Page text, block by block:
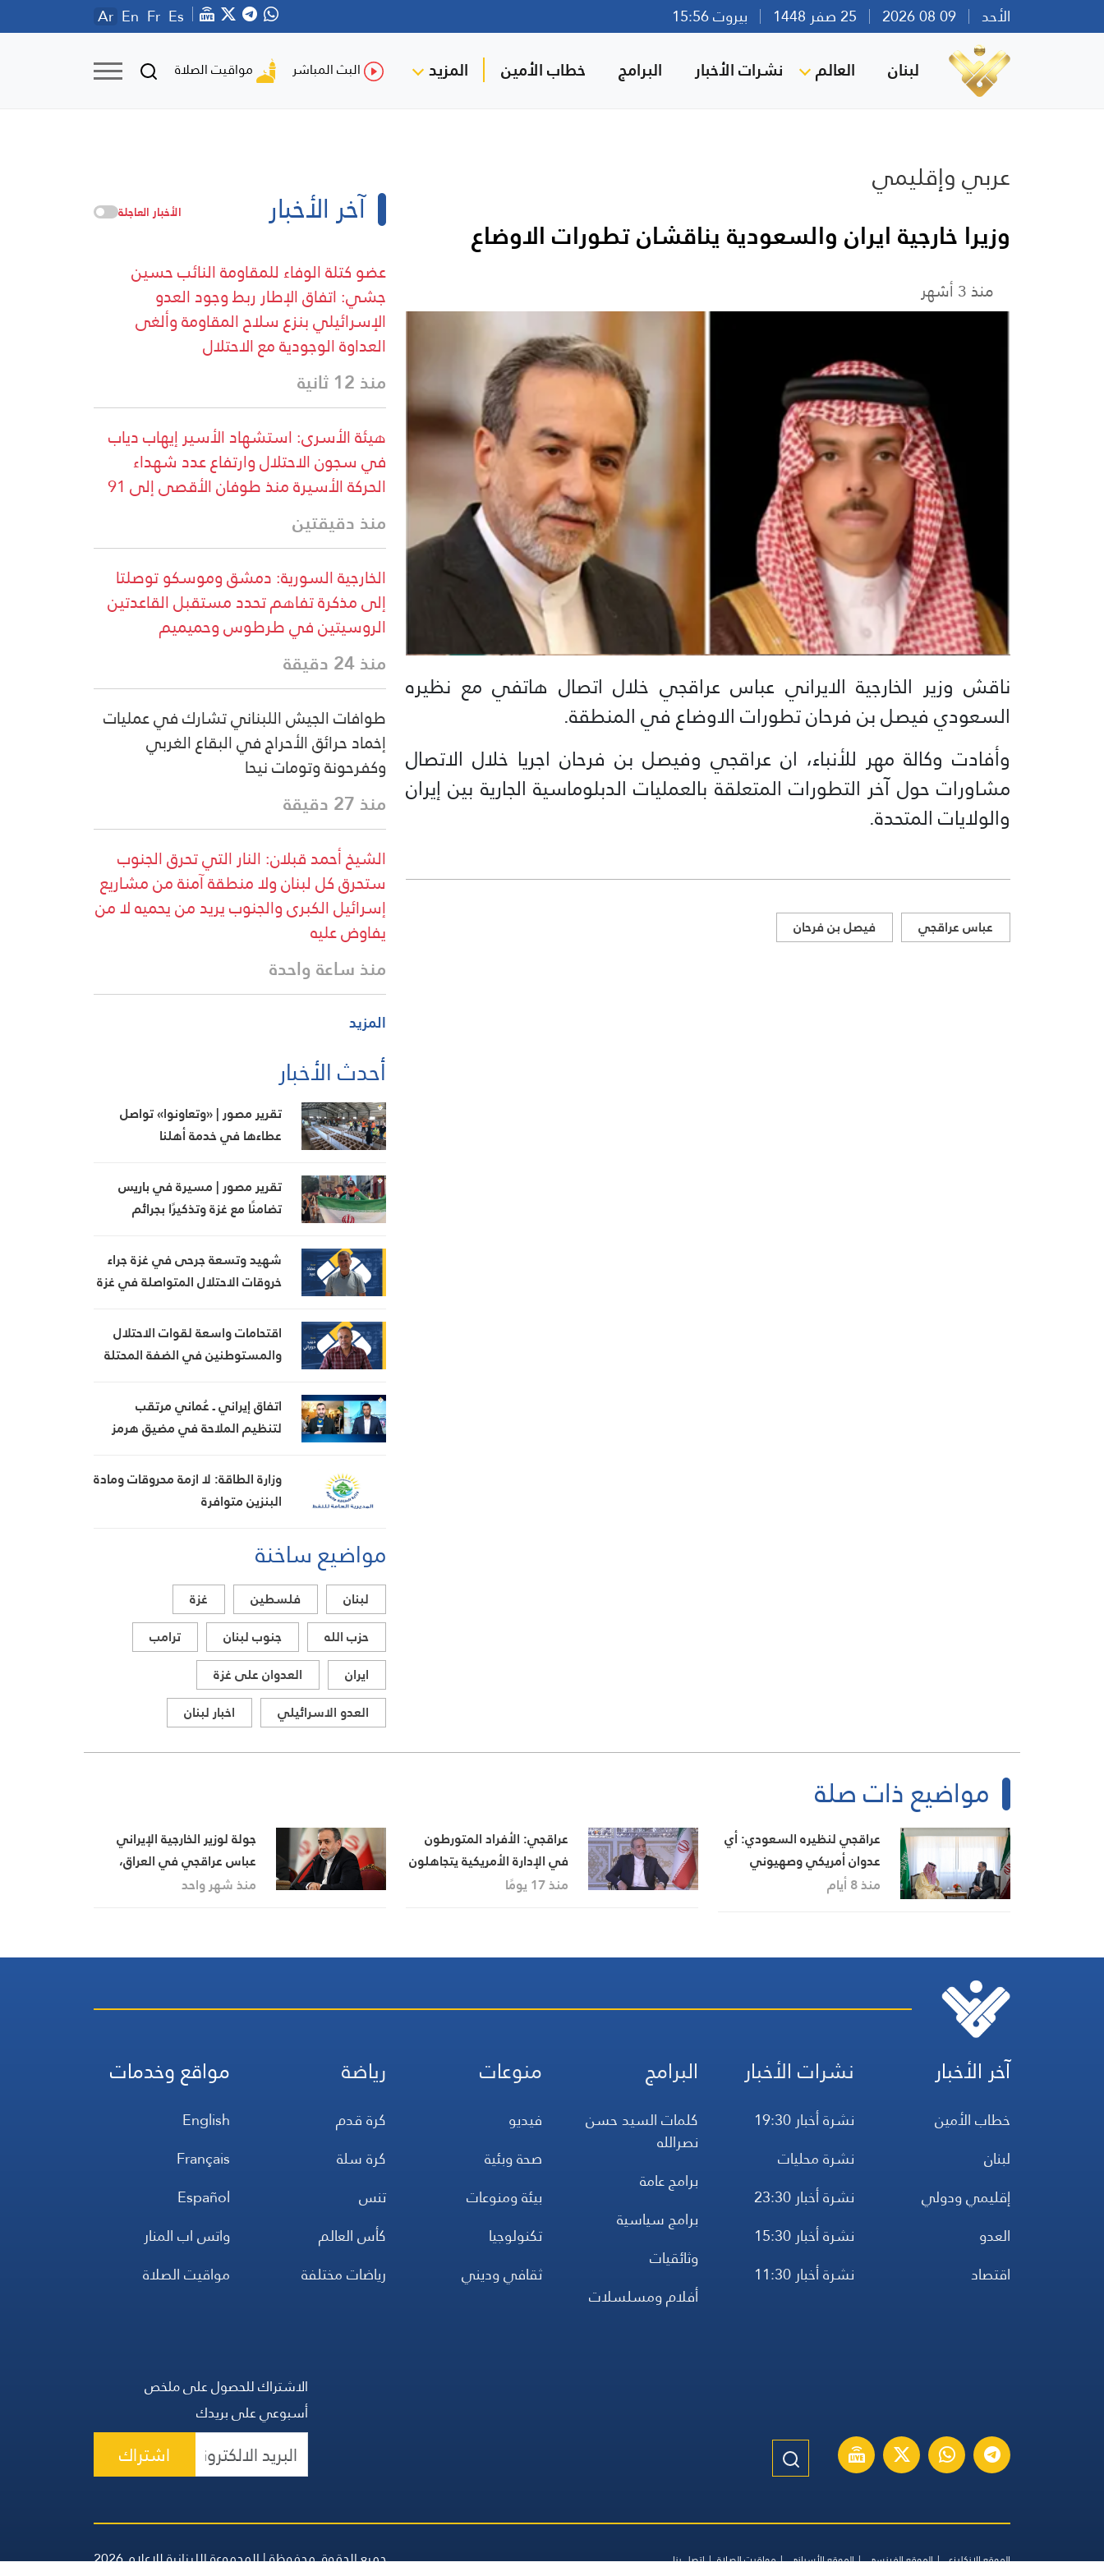
الأحد بيروت 15:56 Ar En Fr Es
لبنان العالم نشرات الأخبار البرامج خطاب الأمين المزيد البث المباشر مواقيت الصلاة
عربي وإقليمي
وزيرا خارجية ايران والسعودية يناقشان تطورات الاوضاع
منذ 3 أشهر
ناقش وزير الخارجية الايراني عباس عراقجي خلال اتصال هاتفي مع نظيره
السعودي فيصل بن فرحان تطورات الاوضاع في المنطقة.
وأفادت وكالة مهر للأنباء، ان عراقجي وفيصل بن فرحان اجريا خلال الاتصال
مشاورات حول آخر التطورات المتعلقة بالعمليات الدبلوماسية الجارية بين إيران
والولايات المتحدة.
عباس عراقجي فيصل بن فرحان
آخر الأخبار الأخبار العاجلة
عضو كتلة الوفاء للمقاومة النائب حسين
جشي: اتفاق الإطار ربط وجود العدو
الإسرائيلي بنزع سلاح المقاومة وألغى
العداوة الوجودية مع الاحتلال
منذ 12 ثانية
هيئة الأسرى: استشهاد الأسير إيهاب دياب
في سجون الاحتلال وارتفاع عدد شهداء
الحركة الأسيرة منذ طوفان الأقصى إلى 91
منذ دقيقتين
الخارجية السورية: دمشق وموسكو توصلتا
إلى مذكرة تفاهم تحدد مستقبل القاعدتين
الروسيتين في طرطوس وحميميم
منذ 24 دقيقة
طوافات الجيش اللبناني تشارك في عمليات
إخماد حرائق الأحراج في البقاع الغربي
وكفرحونة وتومات نيحا
منذ 27 دقيقة
الشيخ أحمد قبلان: النار التي تحرق الجنوب
ستحرق كل لبنان ولا منطقة آمنة من مشاريع
إسرائيل الكبرى والجنوب يريد من يحميه لا من
يفاوض عليه
منذ ساعة واحدة
المزيد
أحدث الأخبار
تقرير مصور | «وتعاونوا» تواصل
عطاءها في خدمة أهلنا
تقرير مصور | مسيرة في باريس
تضامنًا مع غزة وتذكيرًا بجرائم
شهيد وتسعة جرحى في غزة جراء
خروقات الاحتلال المتواصلة في غزة
اقتحامات واسعة لقوات الاحتلال
والمستوطنين في الضفة المحتلة
اتفاق إيراني ـ عُماني مرتقب
لتنظيم الملاحة في مضيق هرمز
وزارة الطاقة: لا ازمة محروقات ومادة
البنزين متوافرة
مواضيع ساخنة
لبنان فلسطين
غزة
حزب الله
جنوب لبنان
ترامب
ايران
العدوان على غزة
العدو الاسرائيلي
اخبار لبنان
مواضيع ذات صلة
عراقجي لنظيره السعودي: أي
عدوان أمريكي وصهيوني
سيواجه برّد حاسم من القوات
منذ 8 أيام
عراقجي: الأفراد المتورطون
في الإدارة الأمريكية يتجاهلون
الواقع تمامًا… والعدوان
منذ 17 يومًا
جولة لوزير الخارجية الإيراني
عباس عراقجي في العراق،
تفاصيل الزيارة مع مراسلنا
منذ شهر واحد
آخر الأخبار
خطاب الأمين
لبنان
إقليمي ودولي
العدو
اقتصاد
نشرات الأخبار
نشرة أخبار 19:30
نشرة محليات
نشرة أخبار 23:30
نشرة أخبار 15:30
نشرة أخبار 11:30
البرامج
كلمات السيد حسن
نصرالله
برامج عامة
برامج سياسية
وثائقيات
أفلام ومسلسلات
منوعات
فيديو
صحة وبئية
بيئة ومنوعات
تكنولوجيا
ثقافي وديني
رياضة
كرة قدم
كرة سلة
تنس
كأس العالم
رياضات مختلفة
مواقع وخدمات
English
Français
Español
واتس اب المنار
مواقيت الصلاة
الاشتراك للحصول على ملخص
أسبوعي على بريدك
اشتراك
الموقع الإنكليزي الموقع الفرنسي الموقع الأسباني مواقيت الصلاة اتصل بنا جميع الحقوق محفوظة | المجموعة اللبنانية للإعلام 2026